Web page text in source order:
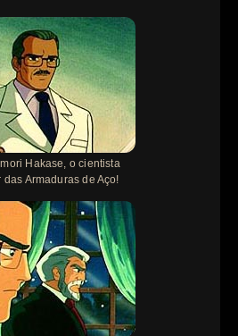
Hakase, o cientista
das Armaduras de Aço!